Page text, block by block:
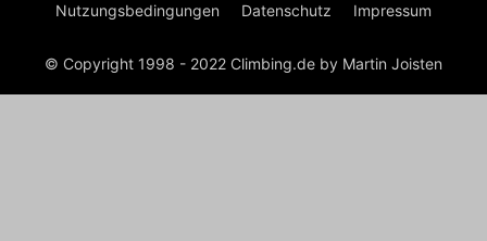
Nutzungsbedingungen Datenschutz Impressum
© Copyright 1998 - 2022 Climbing.de by Martin Joisten